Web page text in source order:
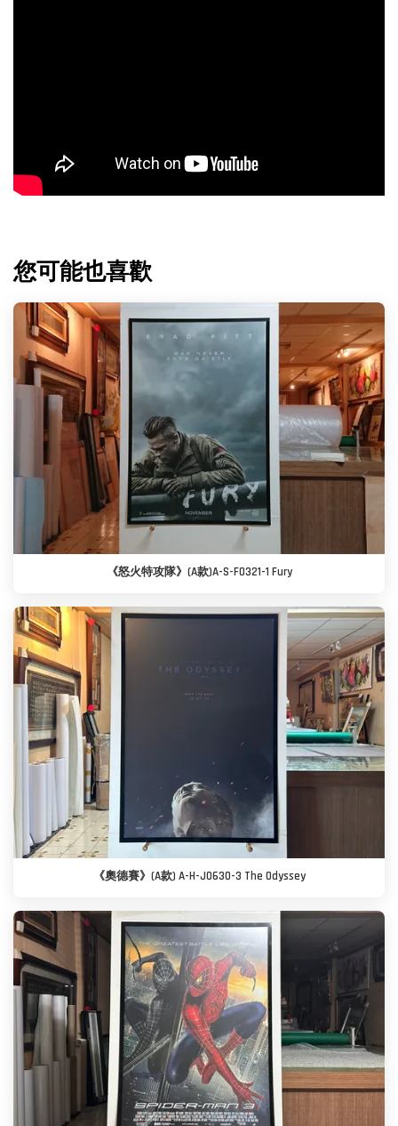
您可能也喜歡
《怒火特攻隊》(A款)A-S-F0321-1 Fury
《奧德賽》(A款) A-H-J0630-3 The Odyssey